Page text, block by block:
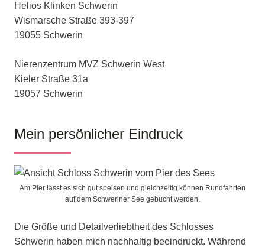
Helios Klinken Schwerin
Wismarsche Straße 393-397
19055 Schwerin
Nierenzentrum MVZ Schwerin West
Kieler Straße 31a
19057 Schwerin
Mein persönlicher Eindruck
Am Pier lässt es sich gut speisen und gleichzeitig können Rundfahrten
auf dem Schweriner See gebucht werden.
Die Größe und Detailverliebtheit des Schlosses
Schwerin haben mich nachhaltig beeindruckt. Während